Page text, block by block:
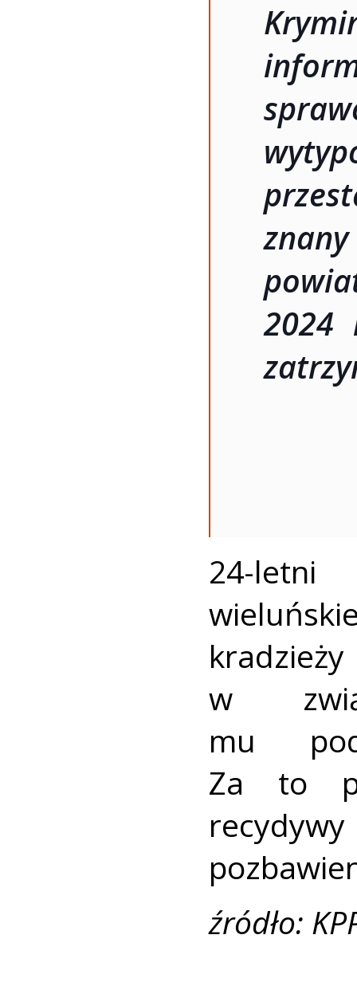
2024
24-
w
mu
Za to
źródło: